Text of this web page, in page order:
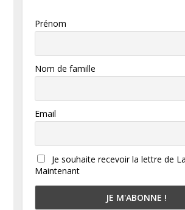
Prénom
Nom de famille
Email
Je souhaite recevoir la lettre de
Maintenant